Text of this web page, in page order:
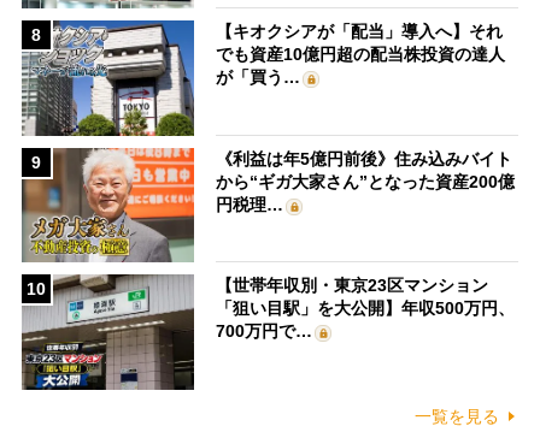
8
【キオクシアが「配当」導入へ】それ
でも資産10億円超の配当株投資の達人
が「買う…
9
《利益は年5億円前後》住み込みバイト
から“ギガ大家さん”となった資産200億
円税理…
10
【世帯年収別・東京23区マンション
「狙い目駅」を大公開】年収500万円、
700万円で…
一覧を見る